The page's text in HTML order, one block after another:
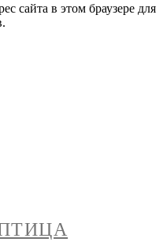
сайта в этом браузере для
ПТИЦА